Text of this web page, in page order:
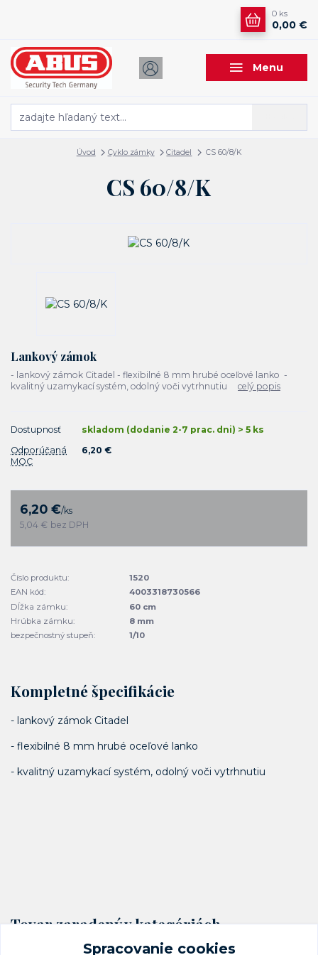
Menu
0 ks
0,00 €
Úvod Cyklo zámky Citadel CS 60/8/K
CS 60/8/K
Lankový zámok
- lankový zámok Citadel - flexibilné 8 mm hrubé oceľové lanko -
kvalitný uzamykací systém, odolný voči vytrhnutiu celý popis
Dostupnosť
skladom (dodanie 2-7 prac. dni) > 5 ks
Odporúčaná
MOC
6,20 €
6,20 €/ks
5,04 € bez DPH
Číslo produktu:
1520
EAN kód:
4003318730566
Dĺžka zámku:
60 cm
Hrúbka zámku:
8 mm
bezpečnostný stupeň:
1/10
Kompletné špecifikácie
- lankový zámok Citadel
- flexibilné 8 mm hrubé oceľové lanko
- kvalitný uzamykací systém, odolný voči vytrhnutiu
Tovar zaradený v kategóriách
Spracovanie cookies